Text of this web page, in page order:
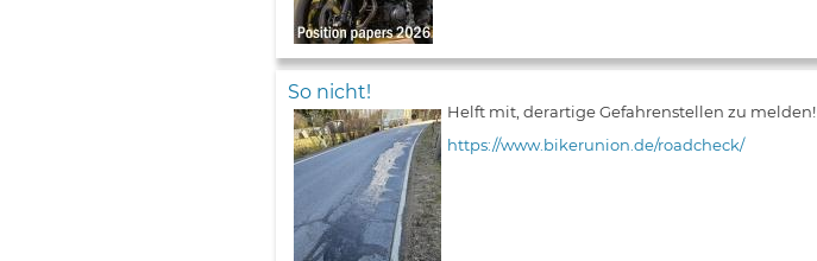
So nicht!
Helft mit, derartige Gefahrenstellen zu melden!
https://www.bikerunion.de/roadcheck/